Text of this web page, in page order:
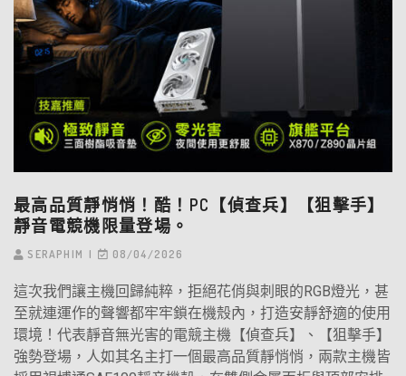
最高品質靜悄悄！酷！PC【偵查兵】【狙擊手】
靜音電競機限量登場。
SERAPHIM 08/04/2026
這次我們讓主機回歸純粹，拒絕花俏與刺眼的RGB燈光，甚
至就連運作的聲響都牢牢鎖在機殼內，打造安靜舒適的使用
環境！代表靜音無光害的電競主機【偵查兵】、【狙擊手】
強勢登場，人如其名主打一個最高品質靜悄悄，兩款主機皆